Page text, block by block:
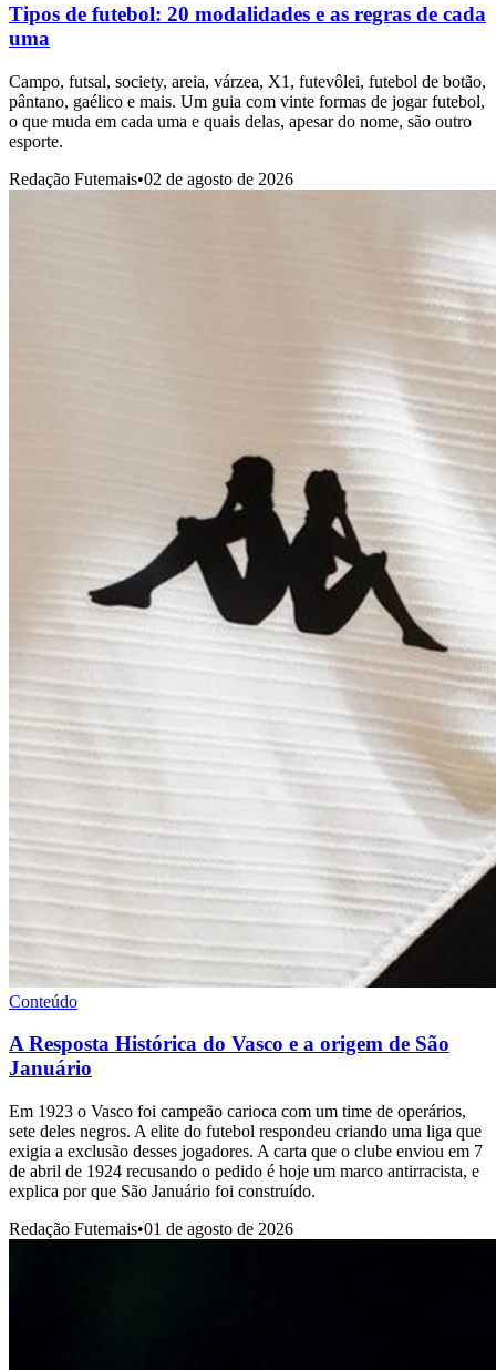
Tipos de futebol: 20 modalidades e as regras de cada
uma
Campo, futsal, society, areia, várzea, X1, futevôlei, futebol de botão,
pântano, gaélico e mais. Um guia com vinte formas de jogar futebol,
o que muda em cada uma e quais delas, apesar do nome, são outro
esporte.
Redação Futemais•02 de agosto de 2026
Conteúdo
A Resposta Histórica do Vasco e a origem de São
Januário
Em 1923 o Vasco foi campeão carioca com um time de operários,
sete deles negros. A elite do futebol respondeu criando uma liga que
exigia a exclusão desses jogadores. A carta que o clube enviou em 7
de abril de 1924 recusando o pedido é hoje um marco antirracista, e
explica por que São Januário foi construído.
Redação Futemais•01 de agosto de 2026